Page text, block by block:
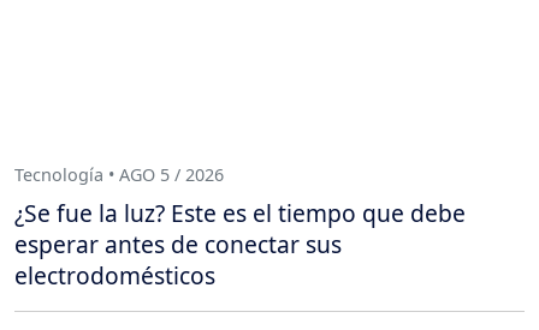
Tecnología • AGO 5 / 2026
¿Se fue la luz? Este es el tiempo que debe
esperar antes de conectar sus
electrodomésticos